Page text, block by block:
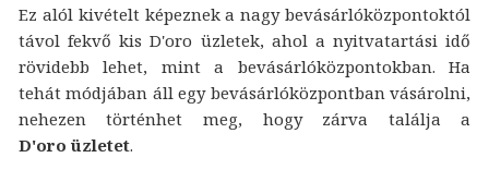
Ez alól kivételt képeznek a nagy bevásárlóközpontoktól
távol fekvő kis D'oro üzletek, ahol a nyitvatartási idő
rövidebb lehet, mint a bevásárlóközpontokban. Ha
tehát módjában áll egy bevásárlóközpontban vásárolni,
nehezen történhet meg, hogy zárva találja a
D'oro üzletet.